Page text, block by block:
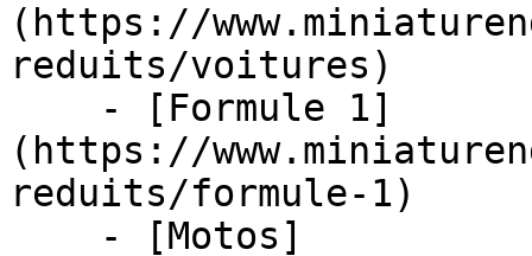
(https://
reduits/voitures)
(https://
reduits/formule-1)